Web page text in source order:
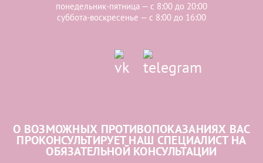
понедельник-пятница — с 8:00 до 20:00
суббота-воскресенье — с 8:00 до 16:00
О ВОЗМОЖНЫХ ПРОТИВОПОКАЗАНИЯХ ВАС
ПРОКОНСУЛЬТИРУЕТ НАШ СПЕЦИАЛИСТ НА
ОБЯЗАТЕЛЬНОЙ КОНСУЛЬТАЦИИ